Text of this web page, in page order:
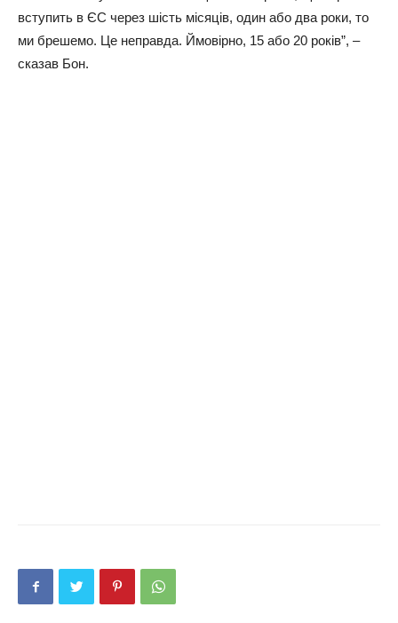
вступить в ЄС через шість місяців, один або два роки, то
ми брешемо. Це неправда. Ймовірно, 15 або 20 років”, –
сказав Бон.